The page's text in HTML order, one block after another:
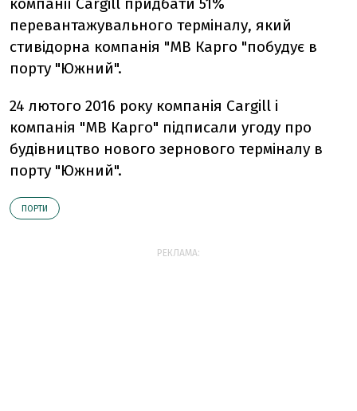
перевантажувального терміналу, який
стивідорна компанія "МВ Карго "побудує в
порту "Южний".
24 лютого 2016 року компанія Cargill і
компанія "МВ Карго" підписали угоду про
будівництво нового зернового терміналу в
порту "Южний".
ПОРТИ
РЕКЛАМА: